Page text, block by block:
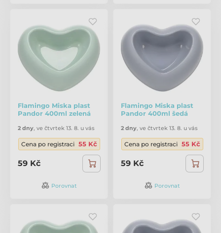
Flamingo Miska plast
Pandor 400ml zelená
2 dny, ve čtvrtek 13. 8. u vás
Cena po registraci 55 Kč
59 Kč
Porovnat
Flamingo Miska plast
Pandor 400ml šedá
2 dny, ve čtvrtek 13. 8. u vás
Cena po registraci 55 Kč
59 Kč
Porovnat